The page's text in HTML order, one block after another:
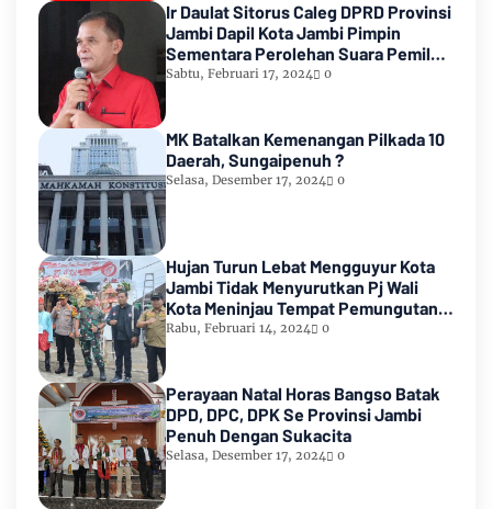
Ir Daulat Sitorus Caleg DPRD Provinsi
Jambi Dapil Kota Jambi Pimpin
Sementara Perolehan Suara Pemilu
2024
Sabtu, Februari 17, 2024 0
MK Batalkan Kemenangan Pilkada 10
Daerah, Sungaipenuh ?
Selasa, Desember 17, 2024 0
Hujan Turun Lebat Mengguyur Kota
Jambi Tidak Menyurutkan Pj Wali
Kota Meninjau Tempat Pemungutan
Suara Pemilu 2024
Rabu, Februari 14, 2024 0
Perayaan Natal Horas Bangso Batak
DPD, DPC, DPK Se Provinsi Jambi
Penuh Dengan Sukacita
Selasa, Desember 17, 2024 0